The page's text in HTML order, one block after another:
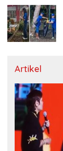
Artikel